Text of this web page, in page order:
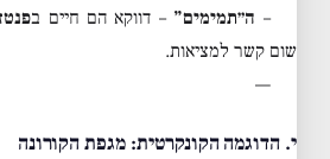
– ה״תמימים” – דווקא הם חיים ב
שום קשר למציאות.
—
י. הדוגמה הקונקרטית: מגפת הקורונה